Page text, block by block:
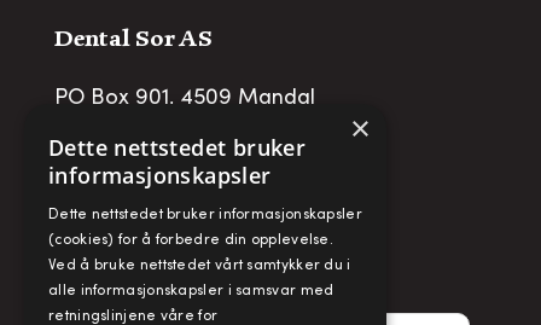
Dental Sor AS
PO Box 901, 4509 Mandal
post@dentalsor.no
Org no:948 782 979 VAT
Telefon:
+47 38 27 88 88
Fax: + 47 38 27 88 89
×
Dette nettstedet bruker
informasjonskapsler
Dette nettstedet bruker informasjonskapsler
(cookies) for å forbedre din opplevelse.
Ved å bruke nettstedet vårt samtykker du i
alle informasjonskapsler i samsvar med
retningslinjene våre for